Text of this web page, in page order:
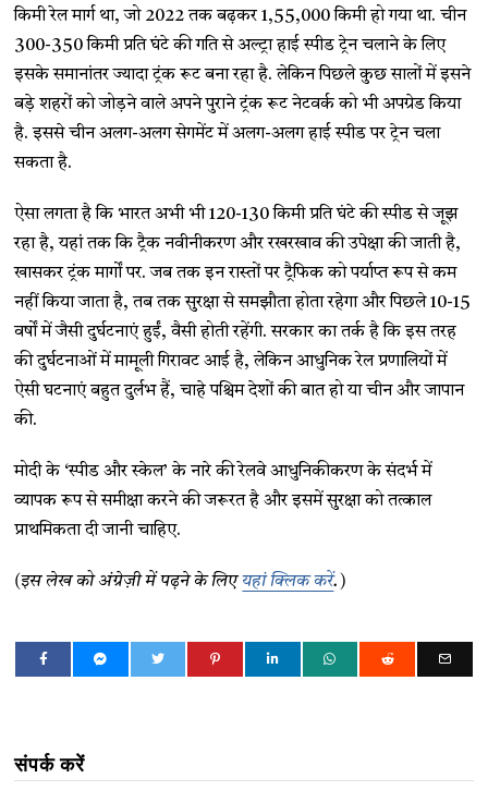
किमी रेल मार्ग था, जो 2022 तक बढ़कर 1,55,000 किमी हो गया था. चीन
300-350 किमी प्रति घंटे की गति से अल्ट्रा हाई स्पीड ट्रेन चलाने के लिए
इसके समानांतर ज्यादा ट्रंक रूट बना रहा है. लेकिन पिछले कुछ सालों में इसने
बड़े शहरों को जोड़ने वाले अपने पुराने ट्रंक रूट नेटवर्क को भी अपग्रेड किया
है. इससे चीन अलग-अलग सेगमेंट में अलग-अलग हाई स्पीड पर ट्रेन चला
सकता है.
ऐसा लगता है कि भारत अभी भी 120-130 किमी प्रति घंटे की स्पीड से जूझ
रहा है, यहां तक कि ट्रैक नवीनीकरण और रखरखाव की उपेक्षा की जाती है,
खासकर ट्रंक मार्गों पर. जब तक इन रास्तों पर ट्रैफिक को पर्याप्त रूप से कम
नहीं किया जाता है, तब तक सुरक्षा से समझौता होता रहेगा और पिछले 10-15
वर्षों में जैसी दुर्घटनाएं हुईं, वैसी होती रहेंगी. सरकार का तर्क है कि इस तरह
की दुर्घटनाओं में मामूली गिरावट आई है, लेकिन आधुनिक रेल प्रणालियों में
ऐसी घटनाएं बहुत दुर्लभ हैं, चाहे पश्चिम देशों की बात हो या चीन और जापान
की.
मोदी के ‘स्पीड और स्केल’ के नारे की रेलवे आधुनिकीकरण के संदर्भ में
व्यापक रूप से समीक्षा करने की जरूरत है और इसमें सुरक्षा को तत्काल
प्राथमिकता दी जानी चाहिए.
(इस लेख को अंग्रेज़ी में पढ़ने के लिएयहां क्लिक करें.)
संपर्क करें